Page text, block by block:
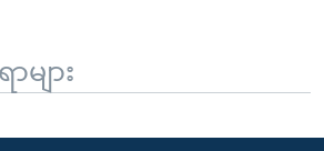
များ